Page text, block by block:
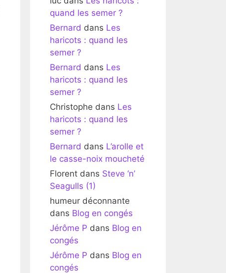
quand les semer ?
Bernard dans Les
haricots : quand les
semer ?
Bernard dans Les
haricots : quand les
semer ?
Christophe dans Les
haricots : quand les
semer ?
Bernard dans L’arolle et
le casse-noix moucheté
Florent dans Steve ‘n’
Seagulls (1)
humeur déconnante
dans Blog en congés
Jérôme P dans Blog en
congés
Jérôme P dans Blog en
congés